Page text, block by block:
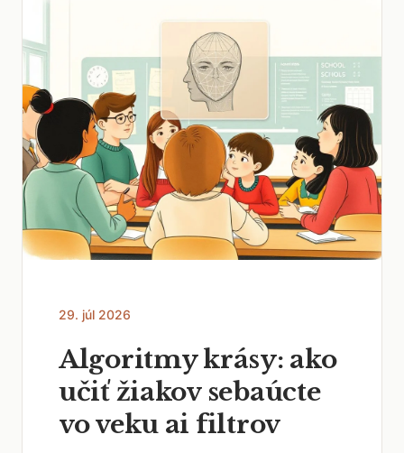
29. júl 2026
Algoritmy krásy: ako
učiť žiakov sebaúcte
vo veku ai filtrov